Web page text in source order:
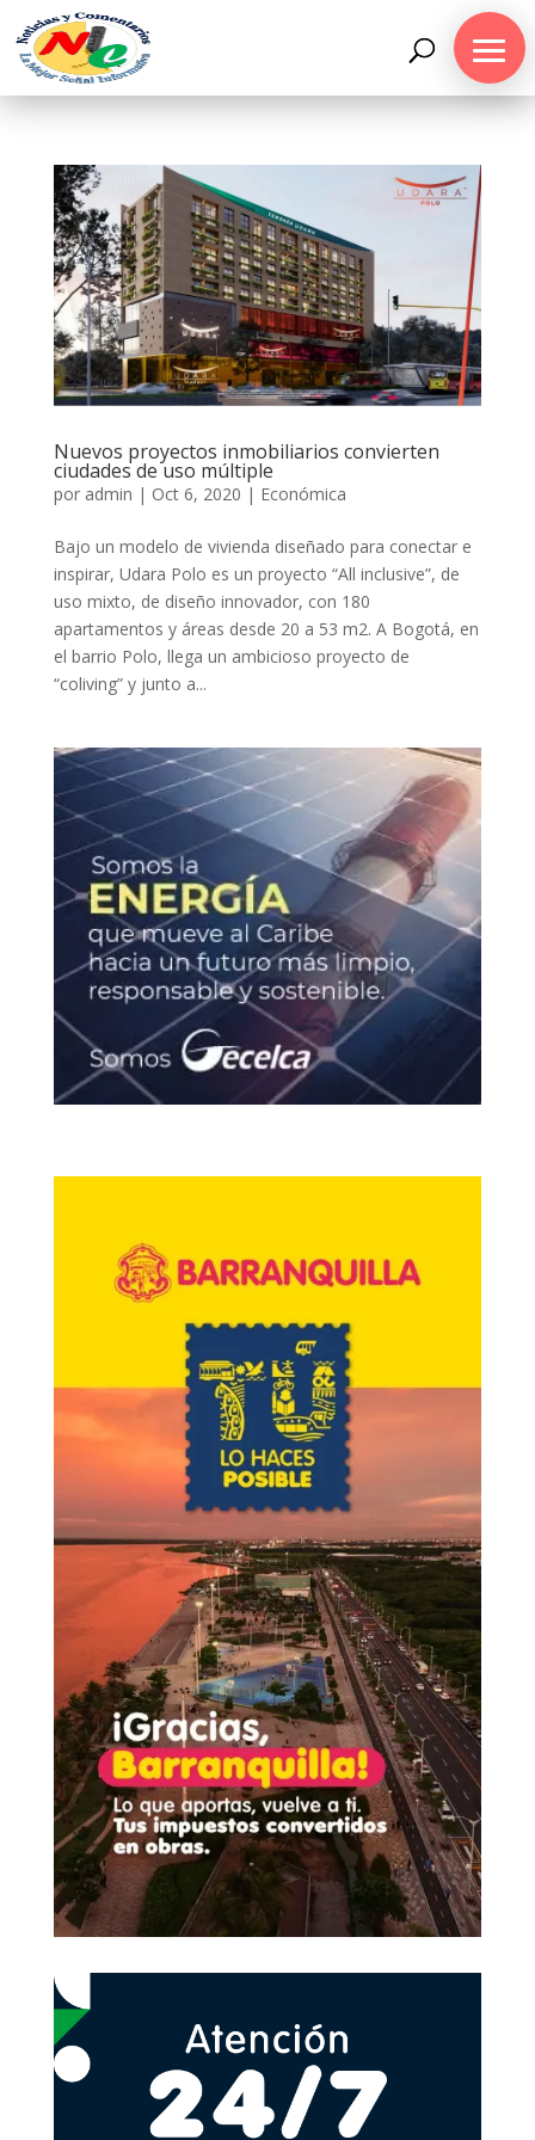
Nuevos proyectos inmobiliarios convierten
ciudades de uso múltiple
por admin | Oct 6, 2020 | Económica
Bajo un modelo de vivienda diseñado para conectar e
inspirar, Udara Polo es un proyecto “All inclusive”, de
uso mixto, de diseño innovador, con 180
apartamentos y áreas desde 20 a 53 m2. A Bogotá, en
el barrio Polo, llega un ambicioso proyecto de
“coliving” y junto a...